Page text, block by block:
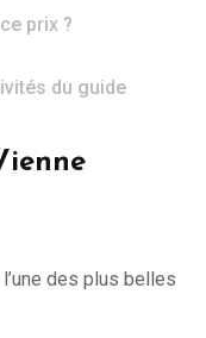
prix ?
du guide
des plus belles